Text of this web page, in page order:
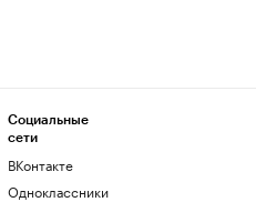
Социальные
сети
ВКонтакте
Одноклассники